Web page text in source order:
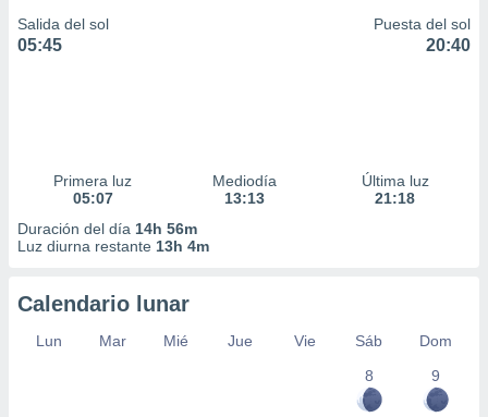
Salida del sol
05:45
Puesta del sol
20:40
Primera luz
05:07
Mediodía
13:13
Última luz
21:18
Duración del día 14h 56m
Luz diurna restante 13h 4m
Calendario lunar
Lun Mar Mié Jue Vie Sáb
Dom
8
9